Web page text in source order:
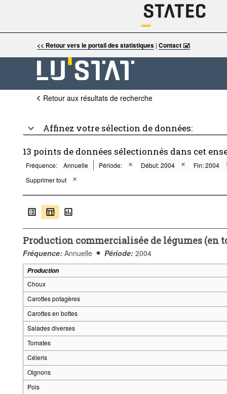
<< Retour vers le portail des statistiques| Contact 🖃
Retour aux résultats de recherche
Affinez votre sélection de données:
13 points de données sélectionnés dans cet
Fréquence: Annuelle Période: Début: 2004
Fin: 2004
Supprimer tout
Production commercialisée de légumes (en
Fréquence: Annuelle Période: 2004
Production
Choux
Carottes potagères
Carottes en bottes
Salades diverses
Tomates
Céleris
Oignons
Pois